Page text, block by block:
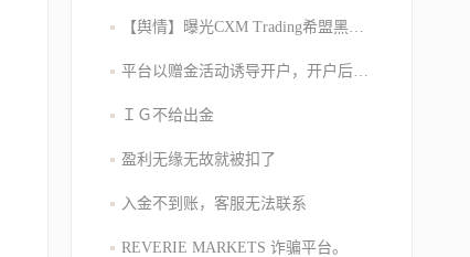
【舆情】曝光CXM Trading希盟黑幕：平台擅自下单 异常交易致30多万美金账户爆仓 客户资金遭无故转移
平台以赠金活动诱导开户，开户后入金容易出金难，难细究
ＩＧ不给出金
盈利无缘无故就被扣了
入金不到账，客服无法联系
REVERIE MARKETS 诈骗平台。